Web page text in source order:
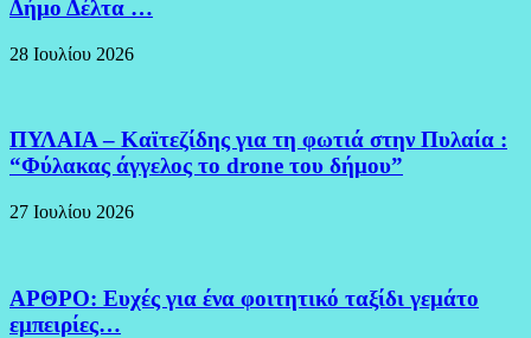
Δήμο Δέλτα …
28 Ιουλίου 2026
ΠΥΛΑΙΑ – Καϊτεζίδης για τη φωτιά στην Πυλαία :
“Φύλακας άγγελος το drone του δήμου”
27 Ιουλίου 2026
ΑΡΘΡΟ: Ευχές για ένα φοιτητικό ταξίδι γεμάτο
εμπειρίες…